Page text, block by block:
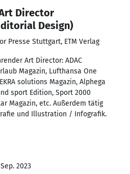
Director
Design)
Presse Stuttgart, ETM Verlag
Art Director: ADAC
Magazin, Lufthansa One
solutions Magazin, Alphega
sport Edition, Sport 2000
Magazin, etc. Außerdem tätig
und Illustration / Infografik.
2023